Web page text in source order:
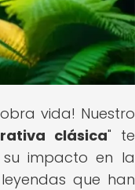
vida! Nuestro
clásica" te
impacto en la
que han